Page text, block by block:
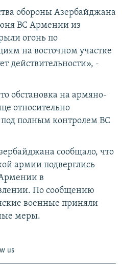
обороны Азербайджана
ВС Армении из
огонь по
на восточном участке
действительности», -
обстановка на армяно-
относительно
под полным контролем ВС
сообщало, что
армии подверглись
в
По сообщению
военные приняли
меры.
us